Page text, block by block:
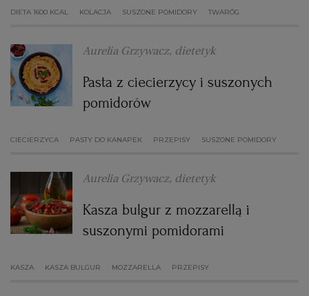
DIETA 1600 KCAL KOLACJA SUSZONE POMIDORY TWARÓG
Aurelia Grzywacz, dietetyk
Pasta z ciecierzycy i suszonych
pomidorów
CIECIERZYCA PASTY DO KANAPEK PRZEPISY SUSZONE POMIDORY
Aurelia Grzywacz, dietetyk
Kasza bulgur z mozzarellą i
suszonymi pomidorami
KASZA KASZA BULGUR MOZZARELLA PRZEPISY